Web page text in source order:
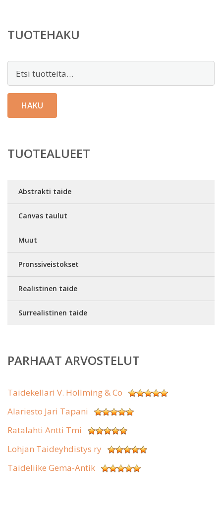
TUOTEHAKU
HAKU
TUOTEALUEET
Abstrakti taide
Canvas taulut
Muut
Pronssiveistokset
Realistinen taide
Surrealistinen taide
PARHAAT ARVOSTELUT
Taidekellari V. Hollming & Co
Alariesto Jari Tapani
Ratalahti Antti Tmi
Lohjan Taideyhdistys ry
Taideliike Gema-Antik